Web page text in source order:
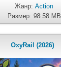
Жанр:Action
Размер: 98.58 MB
OxyRail (2026)